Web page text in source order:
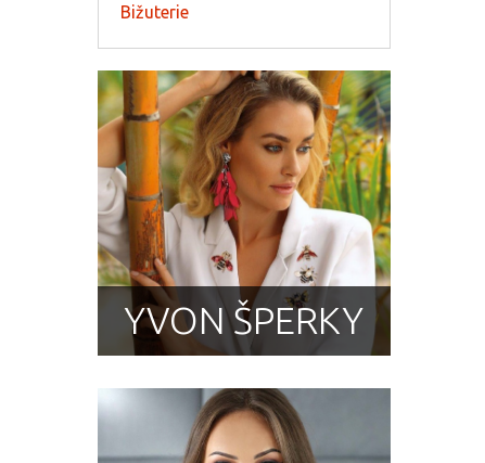
Bižuterie
YVON ŠPERKY